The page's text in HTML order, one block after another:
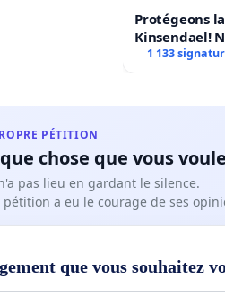
Protégeons
Kinsendael!
Centre
1 133
PÉTITION
chose que vous
pas lieu en gardant le silence.
a eu le courage de ses
que vous souhaitez